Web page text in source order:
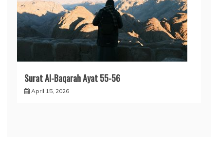
Surat Al-Baqarah Ayat 55-56
April 15, 2026